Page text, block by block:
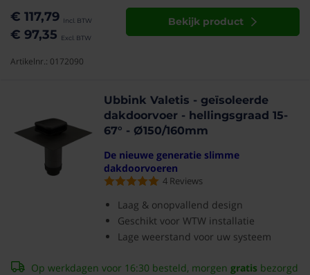
€ 117,79
€ 97,35
Bekijk product
Artikelnr.: 0172090
Ubbink Valetis - geïsoleerde
dakdoorvoer - hellingsgraad 15-
67° - Ø150/160mm
De nieuwe generatie slimme
dakdoorvoeren
4 Reviews
Laag & onopvallend design
Geschikt voor WTW installatie
Lage weerstand voor uw systeem
Op werkdagen voor 16:30 besteld, morgen gratis bezorgd